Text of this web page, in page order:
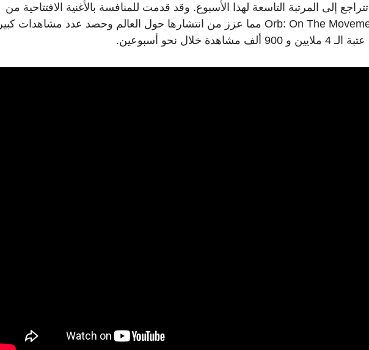
إلى المرتبة التاسعة لهذا الأسبوع. وقد قدمت للمنافسة بالأغنية الافتتاحية من
الأنمي الشهير Orb: On The Movements of The Earth مما عزز من انتشارها حول العالم وحصد عدد مشاهدات كبير
نحو أسبوعين.